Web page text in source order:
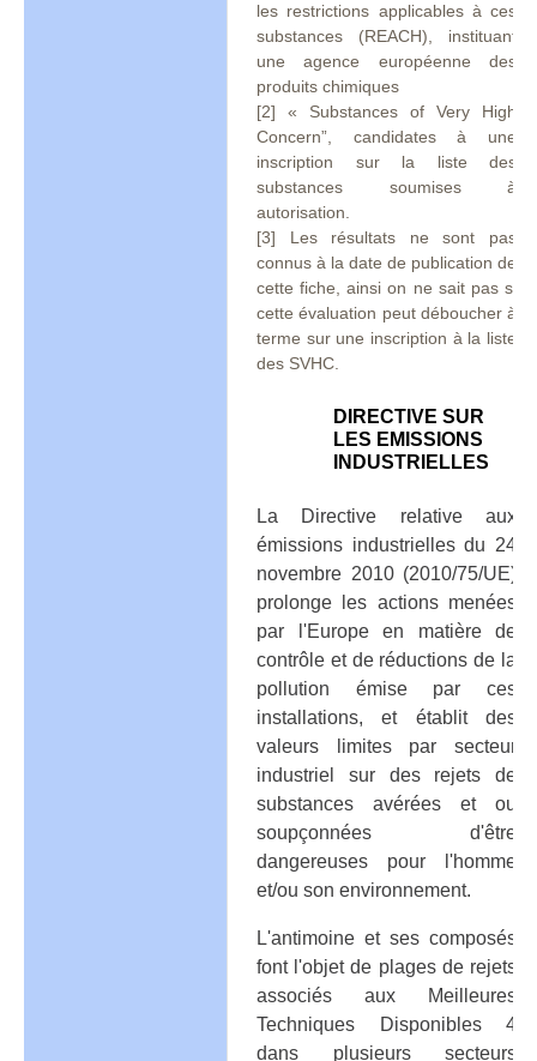
les restrictions applicables à ces
substances (REACH), instituant
une agence européenne des
produits chimiques
[2] « Substances of Very High
Concern”, candidates à une
inscription sur la liste des
substances soumises à
autorisation.
[3] Les résultats ne sont pas
connus à la date de publication de
cette fiche, ainsi on ne sait pas si
cette évaluation peut déboucher à
terme sur une inscription à la liste
des SVHC.
DIRECTIVE SUR
LES EMISSIONS
INDUSTRIELLES
La Directive relative aux
émissions industrielles du 24
novembre 2010 (2010/75/UE)
prolonge les actions menées
par l'Europe en matière de
contrôle et de réductions de la
pollution émise par ces
installations, et établit des
valeurs limites par secteur
industriel sur des rejets de
substances avérées et ou
soupçonnées d'être
dangereuses pour l'homme
et/ou son environnement.
L'antimoine et ses composés
font l'objet de plages de rejets
associés aux Meilleures
Techniques Disponibles 4
dans plusieurs secteurs